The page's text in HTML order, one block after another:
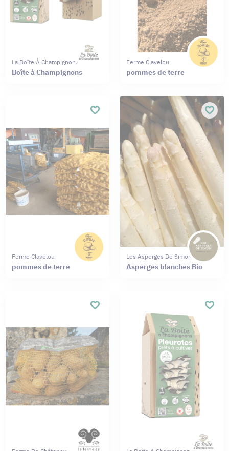
La Boîte À Champignons
Boîte à Champignons
Ferme Clavelou
pommes de terre
Ferme Clavelou
pommes de terre
Les Asperges De Simon
Asperges blanches Bio